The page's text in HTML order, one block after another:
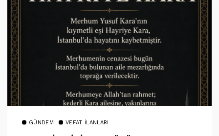
GÜNDEM VEFAT İLANLARI